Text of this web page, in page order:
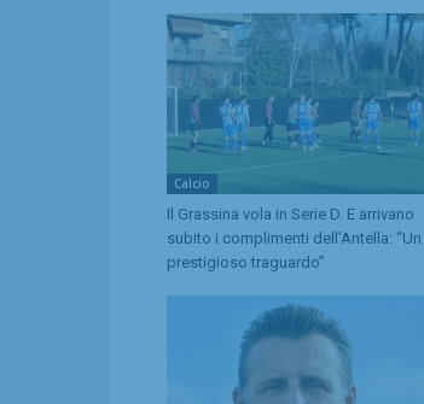
Calcio
Il Grassina vola in Serie D. E arrivano
subito i complimenti dell’Antella: “Un
prestigioso traguardo”